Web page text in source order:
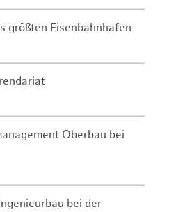
größten Eisenbahnhafen
Oberbau bei
bei der